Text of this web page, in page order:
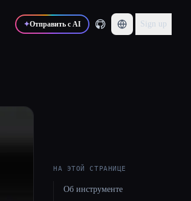
✦Отправить с AI Sign up
НА ЭТОЙ СТРАНИЦЕ
Об инструменте